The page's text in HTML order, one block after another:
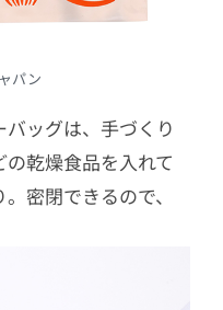
パン
ッグは、手づくり
乾燥食品を入れて
密閉できるので、